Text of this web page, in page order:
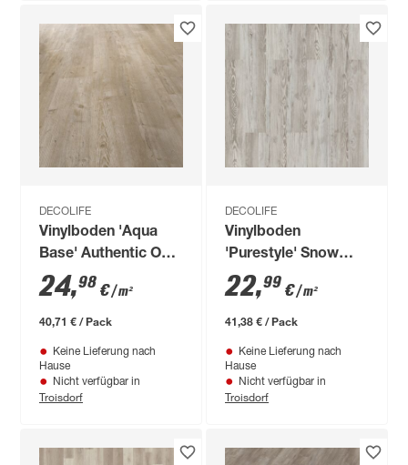
DECOLIFE
Vinylboden 'Aqua
Base' Authentic Oak
Light eichefarben
hell 5,2 mm
24,98 €/ m²
40,71 € / Pack
Keine Lieferung nach
Hause
Nicht verfügbar in
Troisdorf
DECOLIFE
Vinylboden
'Purestyle' Snow
Rustic Pine grau
10,5 mm
22,99 €/ m²
41,38 € / Pack
Keine Lieferung nach
Hause
Nicht verfügbar in
Troisdorf